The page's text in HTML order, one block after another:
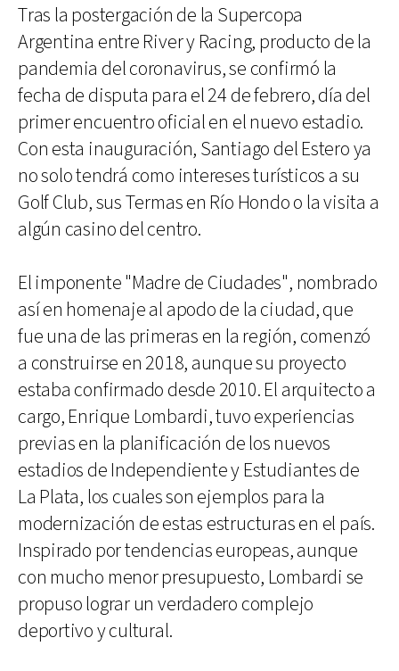
Tras la postergación de la Supercopa
Argentina entre River y Racing, producto de la
pandemia del coronavirus, se confirmó la
fecha de disputa para el 24 de febrero, día del
primer encuentro oficial en el nuevo estadio.
Con esta inauguración, Santiago del Estero ya
no solo tendrá como intereses turísticos a su
Golf Club, sus Termas en Río Hondo o la visita a
algún casino del centro.
El imponente "Madre de Ciudades", nombrado
así en homenaje al apodo de la ciudad, que
fue una de las primeras en la región, comenzó
a construirse en 2018, aunque su proyecto
estaba confirmado desde 2010. El arquitecto a
cargo, Enrique Lombardi, tuvo experiencias
previas en la planificación de los nuevos
estadios de Independiente y Estudiantes de
La Plata, los cuales son ejemplos para la
modernización de estas estructuras en el país.
Inspirado por tendencias europeas, aunque
con mucho menor presupuesto, Lombardi se
propuso lograr un verdadero complejo
deportivo y cultural.